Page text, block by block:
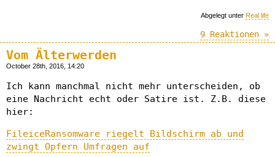
Abgelegt unter Real life
9 Reaktionen »
Vom Älterwerden
October 28th, 2016, 14:20
Ich kann manchmal nicht mehr unterscheiden, ob
eine Nachricht echt oder Satire ist. Z.B. diese
hier:
FileiceRansomware riegelt Bildschirm ab und
zwingt Opfern Umfragen auf